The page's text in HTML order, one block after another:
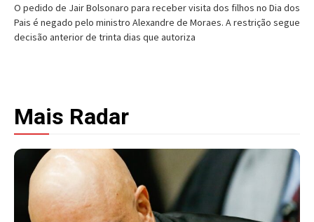
O pedido de Jair Bolsonaro para receber visita dos filhos no Dia dos
Pais é negado pelo ministro Alexandre de Moraes. A restrição segue
decisão anterior de trinta dias que autoriza
Mais Radar